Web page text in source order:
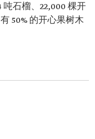
吨石榴、22,000 棵开
50% 的开心果树木